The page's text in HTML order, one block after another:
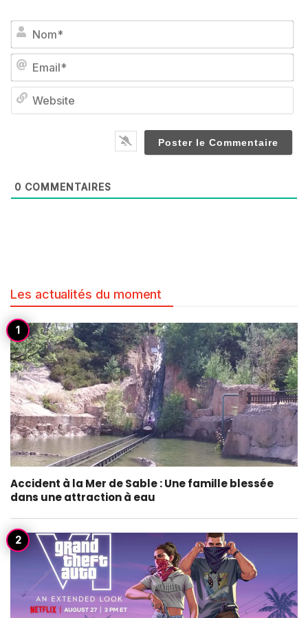
0 COMMENTAIRES
Les actualités du moment
Accident à la Mer de Sable : Une famille blessée
dans une attraction à eau